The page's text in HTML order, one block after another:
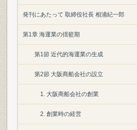
発刊にあたって 取締役社長 相浦紀一郎
第1章 海運業の揺籃期
第1節 近代的海運業の生成
第2節 大阪商船会社の設立
1. 大阪商船会社の創業
2. 創業時の経営